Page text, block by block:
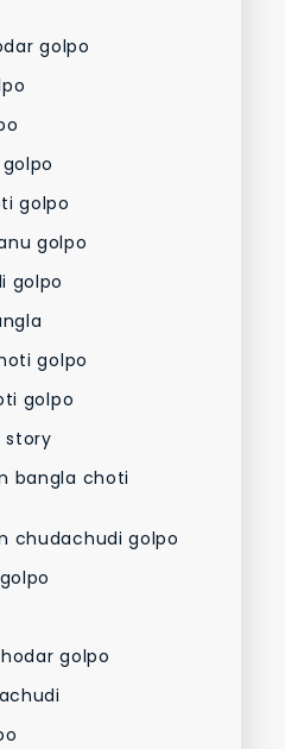
golpo
golpo
golpo
golpo
golpo
golpo
story
bangla choti
chudachudi golpo
golpo